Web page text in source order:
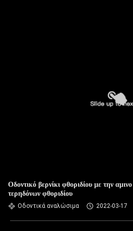
Οδοντικό βερνίκι φθοριδίου με την
τερηδόνων φθοριδίου
Οδοντικά αναλώσιμα 2022-03-17